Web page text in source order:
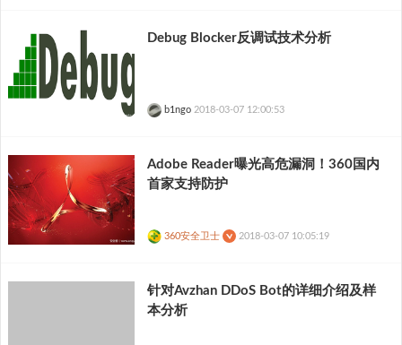
Debug Blocker反调试技术分析
b1ngo 2018-03-07 12:00:53
Adobe Reader曝光高危漏洞！360国内
首家支持防护
360安全卫士 2018-03-07 10:05:19
针对Avzhan DDoS Bot的详细介绍及样
本分析